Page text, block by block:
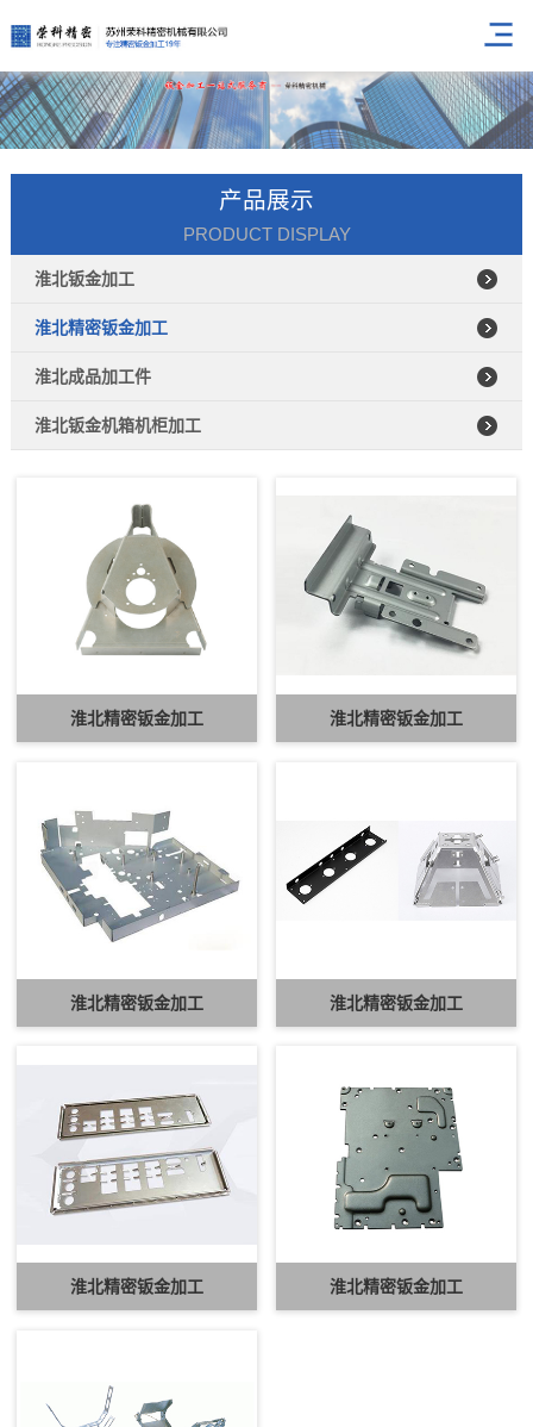
产品展示
PRODUCT DISPLAY
淮北钣金加工
淮北精密钣金加工
淮北成品加工件
淮北钣金机箱机柜加工
淮北精密钣金加工 淮北精密钣金加工
淮北精密钣金加工 淮北精密钣金加工
淮北精密钣金加工 淮北精密钣金加工